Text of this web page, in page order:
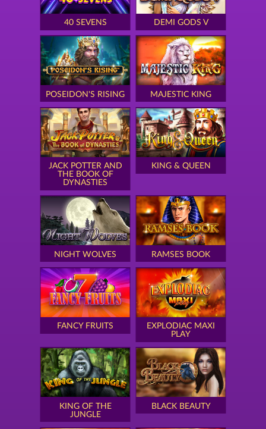
40 SEVENS DEMI GODS V
POSEIDON'S RISING MAJESTIC KING
JACK POTTER AND
THE BOOK OF
DYNASTIES
KING & QUEEN
NIGHT WOLVES RAMSES BOOK
FANCY FRUITS
EXPLODIAC MAXI
PLAY
KING OF THE
JUNGLE
BLACK BEAUTY